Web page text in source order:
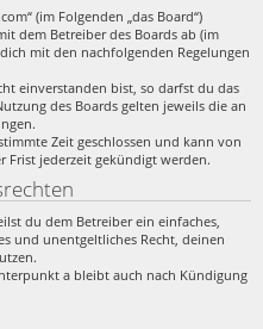
(im Folgenden „das Board“)
dem Betreiber des Boards ab (im
mit den nachfolgenden Regelungen
einverstanden bist, so darfst du das
des Boards gelten jeweils die an
Zeit geschlossen und kann von
Frist jederzeit gekündigt werden.
du dem Betreiber ein einfaches,
und unentgeltliches Recht, deinen
a bleibt auch nach Kündigung